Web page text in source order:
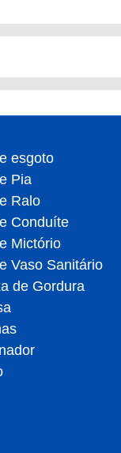
esgoto
Pia
Ralo
Conduíte
Mictório
Vaso Sanitário
de Gordura